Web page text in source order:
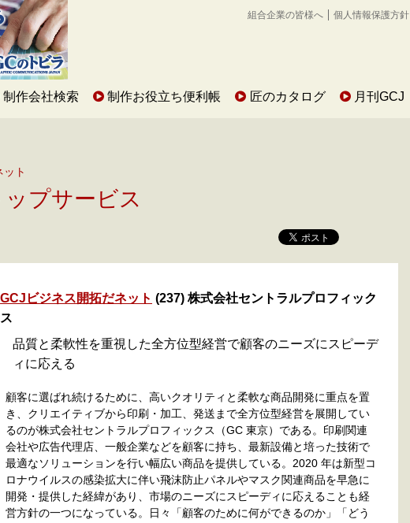
組合企業の皆様へ 個人情報保護方針
制作会社検索 制作お役立ち便利帳 匠のカタログ 月刊GCJ
ト
プサービス
GCJビジネス開拓だネット (237) 株式会社セントラルプロフィック
ス
品質と柔軟性を重視した全方位型経営で顧客のニーズにスピーデ
ィに応える
顧客に選ばれ続けるために、高いクオリティと柔軟な商品開発に重点を置
き、クリエイティブから印刷・加工、発送まで全方位型経営を展開してい
るのが株式会社セントラルプロフィックス（GC 東京）である。印刷関連
会社や広告代理店、一般企業などを顧客に持ち、最新設備と培った技術で
最適なソリューションを行い幅広い商品を提供している。2020 年は新型コ
ロナウイルスの感染拡大に伴い飛沫防止パネルやマスク関連商品を早急に
開発・提供した経緯があり、市場のニーズにスピーディに応えることも経
営方針の一つになっている。日々「顧客のために何ができるのか」「どう